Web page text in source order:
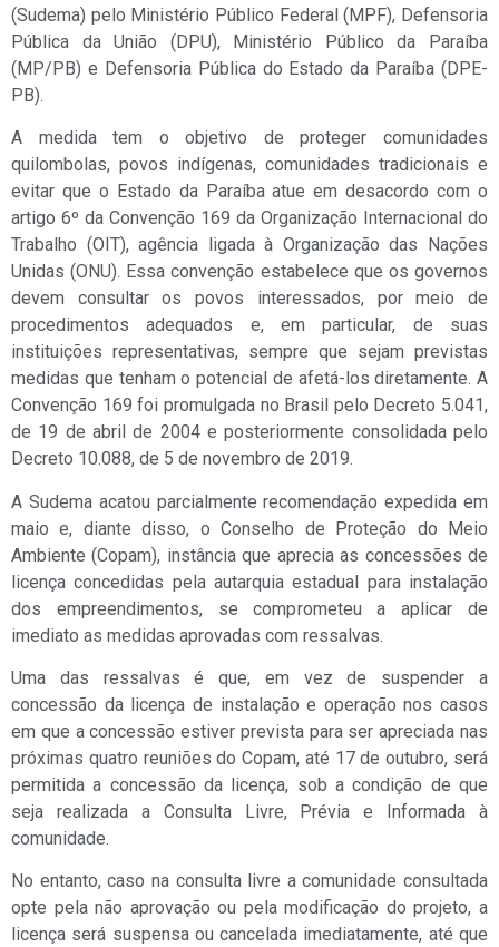
(Sudema) pelo Ministério Público Federal (MPF), Defensoria
Pública da União (DPU), Ministério Público da Paraíba
(MP/PB) e Defensoria Pública do Estado da Paraíba (DPE-
PB).
A medida tem o objetivo de proteger comunidades
quilombolas, povos indígenas, comunidades tradicionais e
evitar que o Estado da Paraíba atue em desacordo com o
artigo 6º da Convenção 169 da Organização Internacional do
Trabalho (OIT), agência ligada à Organização das Nações
Unidas (ONU). Essa convenção estabelece que os governos
devem consultar os povos interessados, por meio de
procedimentos adequados e, em particular, de suas
instituições representativas, sempre que sejam previstas
medidas que tenham o potencial de afetá-los diretamente. A
Convenção 169 foi promulgada no Brasil pelo Decreto 5.041,
de 19 de abril de 2004 e posteriormente consolidada pelo
Decreto 10.088, de 5 de novembro de 2019.
A Sudema acatou parcialmente recomendação expedida em
maio e, diante disso, o Conselho de Proteção do Meio
Ambiente (Copam), instância que aprecia as concessões de
licença concedidas pela autarquia estadual para instalação
dos empreendimentos, se comprometeu a aplicar de
imediato as medidas aprovadas com ressalvas.
Uma das ressalvas é que, em vez de suspender a
concessão da licença de instalação e operação nos casos
em que a concessão estiver prevista para ser apreciada nas
próximas quatro reuniões do Copam, até 17 de outubro, será
permitida a concessão da licença, sob a condição de que
seja realizada a Consulta Livre, Prévia e Informada à
comunidade.
No entanto, caso na consulta livre a comunidade consultada
opte pela não aprovação ou pela modificação do projeto, a
licença será suspensa ou cancelada imediatamente, até que